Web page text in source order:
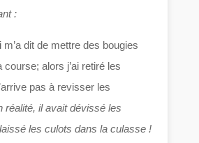
:
dit de mettre des bougies
course; alors j’ai retiré les
pas à revisser les
réalité, il avait dévissé les
les culots dans la culasse !